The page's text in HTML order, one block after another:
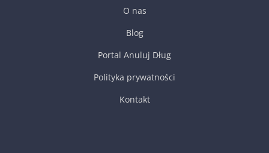
O nas
Blog
Portal Anuluj Dług
Polityka prywatności
Kontakt